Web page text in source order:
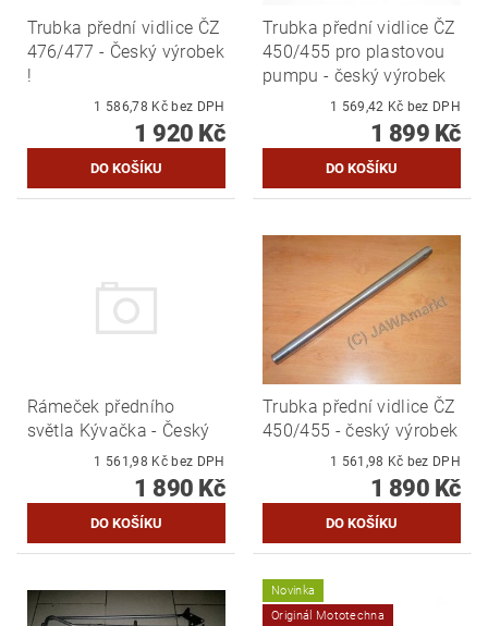
Trubka přední vidlice ČZ
476/477 - Český výrobek
!
1 586,78 Kč bez DPH
1 920 Kč
Trubka přední vidlice ČZ
450/455 pro plastovou
pumpu - český výrobek
1 569,42 Kč bez DPH
1 899 Kč
Rámeček předního
světla Kývačka - Český
1 561,98 Kč bez DPH
1 890 Kč
Trubka přední vidlice ČZ
450/455 - český výrobek
1 561,98 Kč bez DPH
1 890 Kč
Novinka
Originál Mototechna